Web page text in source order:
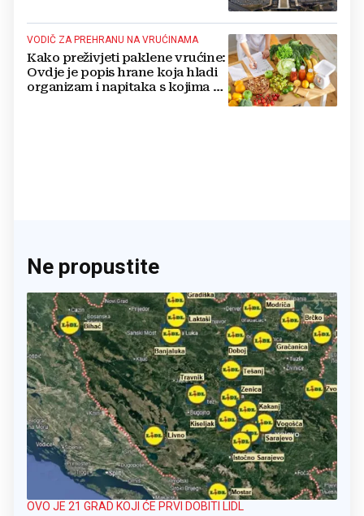
VODIČ ZA PREHRANU NA VRUĆINAMA
Kako preživjeti paklene vrućine:
Ovdje je popis hrane koja hladi
organizam i napitaka s kojima si
Ne propustite
OVO JE 21 GRAD KOJI ĆE PRVI DOBITI LIDL